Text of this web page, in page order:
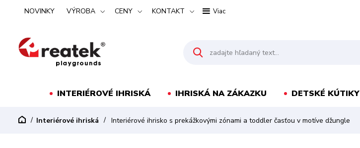
NOVINKY VÝROBA CENY KONTAKT Viac
INTERIÉROVÉ IHRISKÁ IHRISKÁ NA ZÁKAZKU DETSKÉ KÚTIKY
Interiérové ihriská Interiérové ihrisko s prekážkovými zónami a toddler časťou v motíve džungle